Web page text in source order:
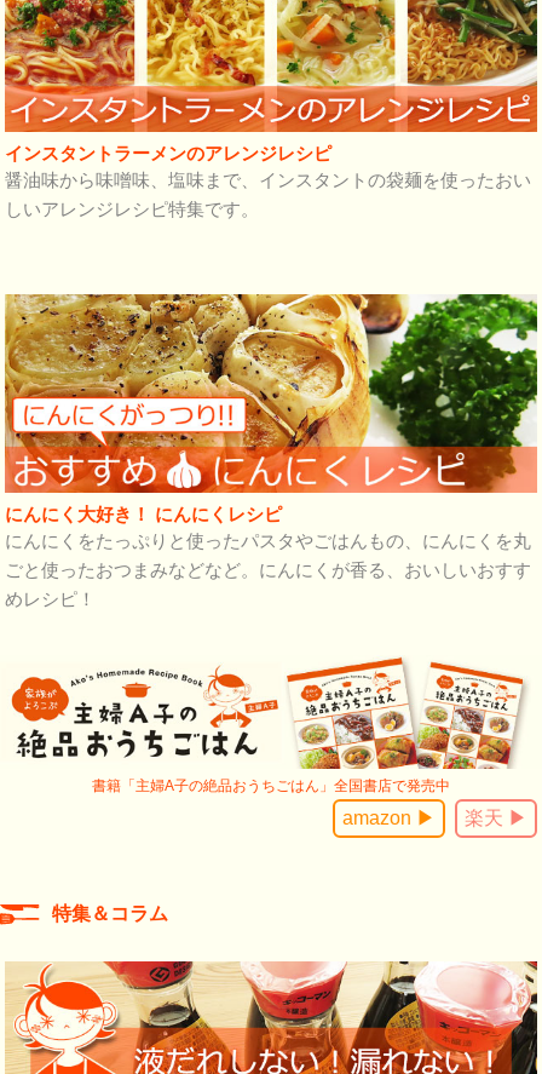
インスタントラーメンのアレンジレシピ
醤油味から味噌味、塩味まで、インスタントの袋麺を使ったおい
しいアレンジレシピ特集です。
にんにく大好き！ にんにくレシピ
にんにくをたっぷりと使ったパスタやごはんもの、にんにくを丸
ごと使ったおつまみなどなど。にんにくが香る、おいしいおすす
めレシピ！
書籍「主婦A子の絶品おうちごはん」全国書店で発売中
楽天 ▶
amazon ▶
特集＆コラム